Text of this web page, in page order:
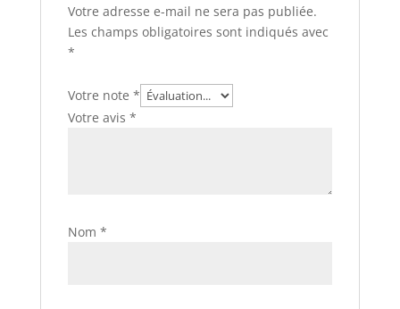
Votre adresse e-mail ne sera pas publiée.
Les champs obligatoires sont indiqués avec
*
Votre note *
Votre avis *
Nom *